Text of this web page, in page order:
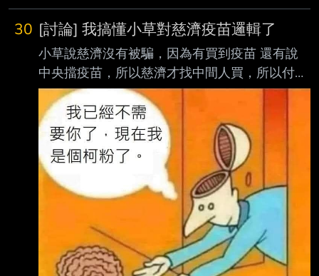
30 [討論] 我搞懂小草對慈濟疫苗邏輯了
小草說慈濟沒有被騙，因為有買到疫苗 還有說
中央擋疫苗，所以慈濟才找中間人買，所以付錢
合理 所以小草們的邏輯很簡單，他們就只是單
純的相信，慈濟買的疫苗不是透過中央政府，是
透過中間人才買到的，所以這中間人拿錢合情合
理 靠，到底是有多蠢，為什麼還有人相信，買
疫苗不需透過中央政府去跟BNT談合約？ --